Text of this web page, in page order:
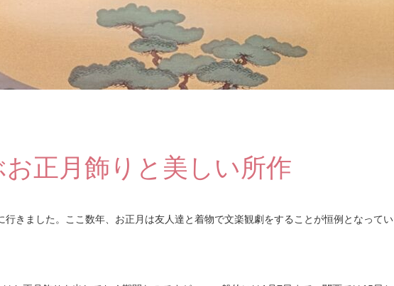
正月飾りと美しい所作
きました。ここ数年、お正月は友人達と着物で文楽観劇をすることが恒例となってい